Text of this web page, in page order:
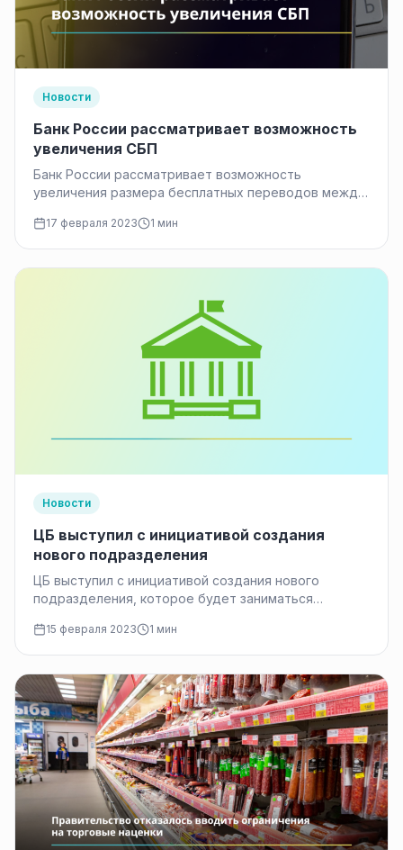
Новости
Банк России рассматривает возможность
увеличения СБП
Банк России рассматривает возможность
увеличения размера бесплатных переводов между
Скоробогатова, заместитель главы…
17 февраля 2023 1 мин
Новости
ЦБ выступил с инициативой создания
нового подразделения
ЦБ выступил с инициативой создания нового
подразделения, которое будет заниматься
в связи с санкциями против России, такими…
15 февраля 2023 1 мин